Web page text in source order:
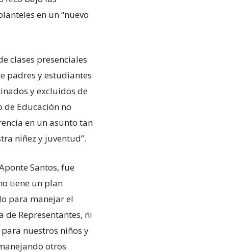
en un “nuevo
clases presenciales
padres y estudiantes
y excluidos de
de Educación no
en un asunto tan
niñez y juventud”.
Santos, fue
tiene un plan
para manejar el
de Representantes, ni
nuestros niños y
otros